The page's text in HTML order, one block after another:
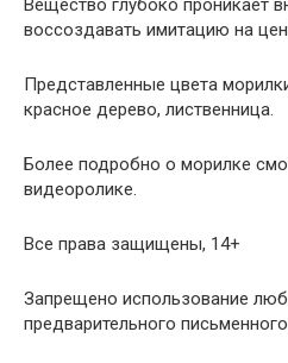
воссоздавать имитацию на
Представленные цвета
красное дерево, лиственница.
Более подробно о морилке
видеоролике.
Все права защищены, 14+
Запрещено использование
предварительного письменного